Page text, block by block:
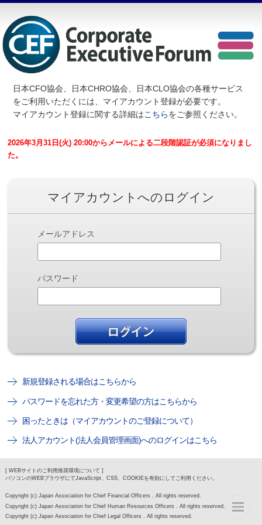
日本CFO協会、日本CHRO協会、日本CLO協会の各種サービス
をご利用いただくには、マイアカウント登録が必要です。
マイアカウント登録に関する詳細はこちらをご参照ください。
2026年3月31日(火) 20:00からメールによる二段階認証が必須になりまし
た。
マイアカウントへのログイン
メールアドレス
パスワード
新規登録される場合はこちらから
パスワードを忘れた方・変更希望の方はこちらから
困ったときは（マイアカウントのご登録について）
法人アカウント(法人会員管理画面)へのログインはこちら
[ WEBサイトのご利用推奨環境について ]
パソコンのWEBブラウザにてJavaScript、CSS、COOKIEを有効にしてご利用ください。
Copyright (c) Japan Association for Chief Financial Officers . All rights reserved.
Copyright (c) Japan Association for Chief Human Resources Officers . All rights reserved.
Copyright (c) Japan Association for Chief Legal Officers . All rights reserved.